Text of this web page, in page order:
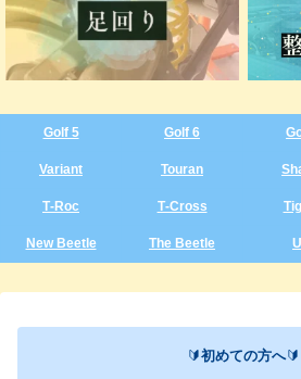
Golf 5 Golf 6
Variant Touran
T‑Roc T‑Cross
New Beetle The Beetle
🔰初めての方へ🔰